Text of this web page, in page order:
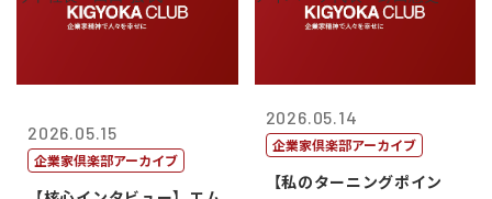
2026.05.15
企業家倶楽部アーカイブ
2026.05.14
企業家倶楽部アーカイブ
【私のターニングポイン